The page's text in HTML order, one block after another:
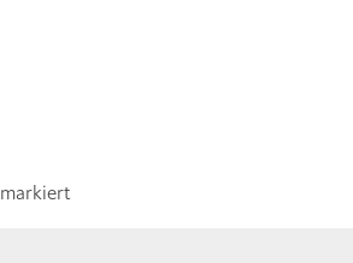
markiert